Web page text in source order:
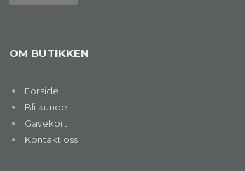
OM BUTIKKEN
Forside
Bli kunde
Gavekort
Kontakt oss